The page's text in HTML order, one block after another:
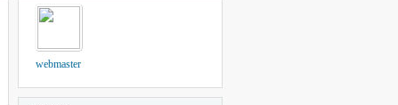
webmaster